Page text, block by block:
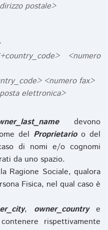
postale>
<numero
<numero fax>
elettronica>
devono
del Proprietarioo del
di nomi e/o cognomi
da uno spazio.
Ragione Sociale, qualora
Fisica, nel qual caso è
, owner_countrye
rispettivamente